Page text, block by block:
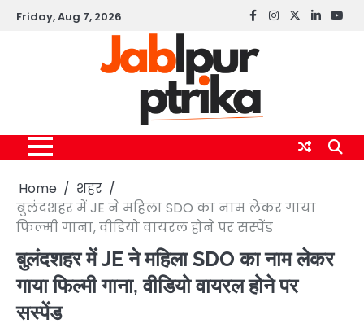
SkipFriday, Aug 7, 2026 Facebook
instagram
twitterlinkedin
Home
शहर
बुलंदशहर में JE ने महिला SDO का नाम लेकर गाया
फिल्मी गाना, वीडियो वायरल होने पर सस्पेंड
बुलंदशहर में JE ने महिला SDO का नाम लेकर
गाया फिल्मी गाना, वीडियो वायरल होने पर
सस्पेंड